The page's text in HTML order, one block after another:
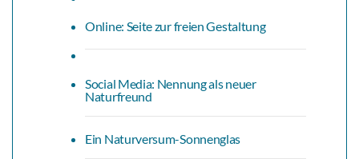
Online: Seite zur freien Gestaltung
Social Media: Nennung als neuer
Naturfreund
Ein Naturversum-Sonnenglas